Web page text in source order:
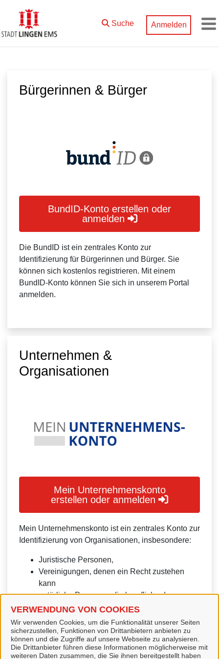
Zum Hauptinhalt springen
VERWENDUNG VON COOKIES
Wir verwenden Cookies, um die Funktionalität unserer Seiten
sicherzustellen, Funktionen von Drittanbietern anbieten zu
können und die Zugriffe auf unsere Webseite zu analysieren.
Die Drittanbieter führen diese Informationen möglicherweise mit
weiteren Daten zusammen, die Sie ihnen bereitgestellt haben
Suche Anmelden
Bürgerinnen & Bürger
BundID-Konto erstellen oder
anmelden
Die BundID ist ein zentrales Konto zur
Identifizierung für Bürgerinnen und Bürger. Sie
können sich kostenlos registrieren. Mit einem
BundID-Konto können Sie sich in unserem Portal
anmelden.
Unternehmen &
Organisationen
Mein Unternehmenskonto
erstellen oder anmelden
Mein Unternehmenskonto ist ein zentrales Konto zur
Identifizierung von Organisationen, insbesondere:
Juristische Personen,
Vereinigungen, denen ein Recht zustehen
kann
natürliche Personen, die beruflich oder
gewerblich tätig sind.
Eine Nutzung ist aber auch durch Behörden im
Sinne von § 1 Abs. 4 Verwaltungsverfahrensgesetz
(VwVfG) möglich.